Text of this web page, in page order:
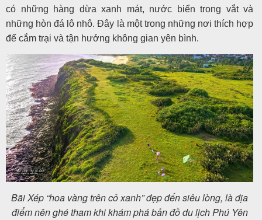
có những hàng dừa xanh mát, nước biển trong vắt và
những hòn đá lô nhô. Đây là một trong những nơi thích hợp
để cắm trại và tận hưởng không gian yên bình.
Bãi Xép “hoa vàng trên cỏ xanh” đẹp đến siêu lòng, là địa
điểm nên ghé tham khi khám phá bản đồ du lịch Phú Yên